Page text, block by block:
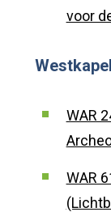
voor
WAR
WAR